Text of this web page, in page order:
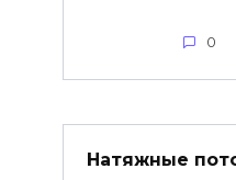
0
Натяжные